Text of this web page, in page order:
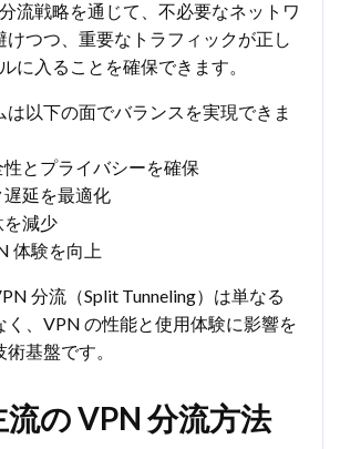
流戦略を通じて、不必要なネットワ
けつつ、重要なトラフィックが正し
に入ることを確保できます。
は以下の面でバランスを実現できま
とプライバシーを確保
延を最適化
を減少
体験を向上
分流（Split Tunneling）は単なる
く、VPN の性能と使用体験に影響を
基盤です。
の VPN 分流方法